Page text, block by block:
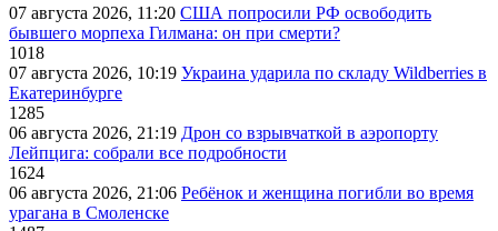
07 августа 2026, 11:20 США попросили РФ освободить
бывшего морпеха Гилмана: он при смерти?
1018
07 августа 2026, 10:19 Украина ударила по складу Wildberries в
Екатеринбурге
1285
06 августа 2026, 21:19 Дрон со взрывчаткой в аэропорту
Лейпцига: собрали все подробности
1624
06 августа 2026, 21:06 Ребёнок и женщина погибли во время
урагана в Смоленске